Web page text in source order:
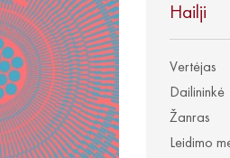
Hailji
Vertėjas
Dailininkė
Žanras
Leidimo